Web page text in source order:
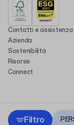
Filtro
Contatti e assistenza
Azienda
Sostenibilità
Risorse
Connect
Copyright Packhelp